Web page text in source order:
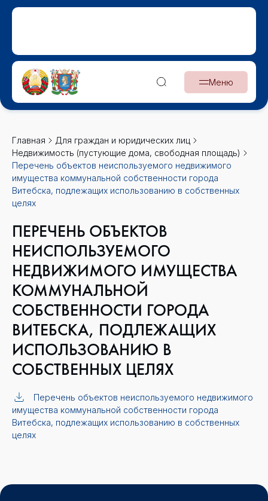
Меню
Главная
Для граждан и юридических лиц
Недвижимость (пустующие дома, свободная площадь)
Перечень объектов неиспользуемого недвижимого
имущества коммунальной собственности города
Витебска, подлежащих использованию в собственных
целях
ПЕРЕЧЕНЬ ОБЪЕКТОВ
НЕИСПОЛЬЗУЕМОГО
НЕДВИЖИМОГО ИМУЩЕСТВА
КОММУНАЛЬНОЙ
СОБСТВЕННОСТИ ГОРОДА
ВИТЕБСКА, ПОДЛЕЖАЩИХ
ИСПОЛЬЗОВАНИЮ В
СОБСТВЕННЫХ ЦЕЛЯХ
Перечень объектов неиспользуемого недвижимого
имущества коммунальной собственности города
Витебска, подлежащих использованию в собственных
целях